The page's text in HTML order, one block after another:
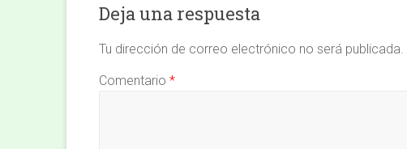
Deja una respuesta
Tu dirección de correo electrónico no será publicada.
Comentario *